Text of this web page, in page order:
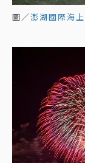
圖／澎湖國際海